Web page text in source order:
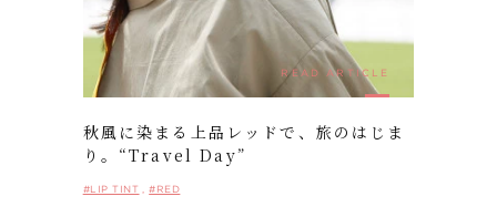
READ ARTICLE
秋風に染まる上品レッドで、旅のはじま
り。“Travel Day”
#LIP TINT #RED